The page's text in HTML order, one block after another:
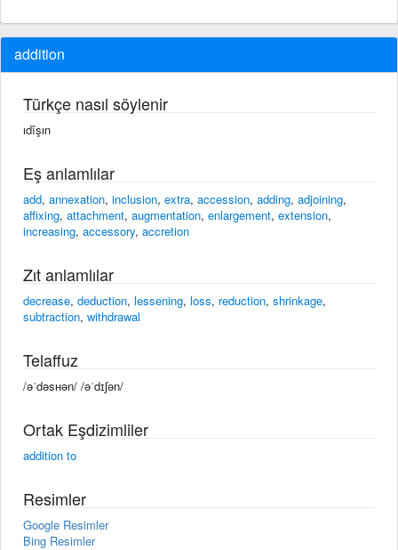
addition
Türkçe nasıl söylenir
ıdîşın
Eş anlamlılar
add, annexation, inclusion, extra, accession, adding, adjoining,
affixing, attachment, augmentation, enlargement, extension,
increasing, accessory, accretion
Zıt anlamlılar
decrease, deduction, lessening, loss, reduction, shrinkage,
subtraction, withdrawal
Telaffuz
/əˈdəsʜən/ /əˈdɪʃən/
Ortak Eşdizimliler
addition to
Resimler
Google Resimler
Bing Resimler